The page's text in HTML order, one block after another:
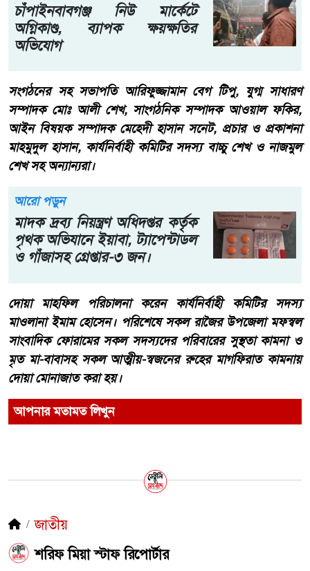
চাঁপাইনবাবগঞ্জ নিউ মার্কেটে
অগ্নিকাণ্ড, ব্যাপক ক্ষয়ক্ষতির
অভিযোগ
সংগঠনের সহ সভাপতি আরিফুজ্জামান বেগ টিপু, যুগ্ম সাধারণ
সম্পাদক মোঃ আলী শেখ, সাংগঠনিক সম্পাদক আওয়াল ফকির,
আইন বিষয়ক সম্পাদক মেহেদী হাসান সনেট, প্রচার ও প্রকাশনা
মাহমুদুল হাসান, কার্যনির্বাহী কমিটির সদস্য বাচ্চু শেখ ও নাজমুল
শেখ সহ অন্যান্যরা।
আরো পড়ুন
মাদক দ্রব্য নিয়ন্ত্রণ অধিদপ্তর কর্তৃক
পৃথক অভিযানে ইয়াবা, ট্যাপেন্টাডল
ও গাঁজাসহ গ্রেপ্তার-৩ জন।
দোয়া মাহফিল পরিচালনা করেন কার্যনির্বাহী কমিটির সদস্য
মাওলানা ইমাম হোসেন। পরিশেষে সকল রাজৈর উপজেলা মফস্বল
সাংবাদিক ফোরামের সকল সদস্যদের পরিবারের সুস্থতা কামনা ও
মৃত মা-বাবাসহ সকল আত্মীয়-স্বজনের রুহের মাগফিরাত কামনায়
দোয়া মোনাজাত করা হয়।
আপনার মতামত লিখুন
জাতীয়
শরিফ মিয়া স্টাফ রিপোর্টার